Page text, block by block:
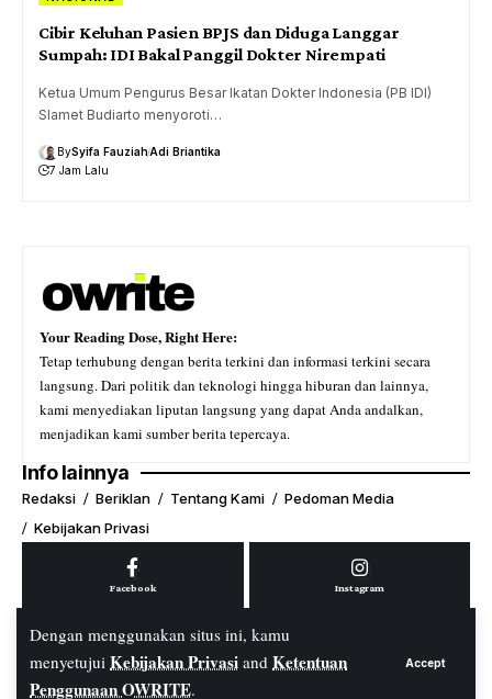
Dengan menggunakan situs ini, kamu
menyetujui Kebijakan Privasi and Ketentuan
Penggunaan OWRITE.
Accept
Cibir Keluhan Pasien BPJS dan Diduga Langgar
Sumpah: IDI Bakal Panggil Dokter Nirempati
Ketua Umum Pengurus Besar Ikatan Dokter Indonesia (PB IDI)
Slamet Budiarto menyoroti…
BySyifa FauziahAdi Briantika
7 Jam Lalu
Your Reading Dose, Right Here:
Tetap terhubung dengan berita terkini dan informasi terkini secara
langsung. Dari politik dan teknologi hingga hiburan dan lainnya,
kami menyediakan liputan langsung yang dapat Anda andalkan,
menjadikan kami sumber berita tepercaya.
Info lainnya
Redaksi Beriklan Tentang Kami
Pedoman Media
Kebijakan Privasi
Facebook Instagram
Youtube Tiktok
© PT. OWRITE Media Digital. All Rights Reserved.